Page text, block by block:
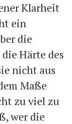
Klarheit
ein
die
Härte des
nicht aus
Maße
zu viel zu
wer die